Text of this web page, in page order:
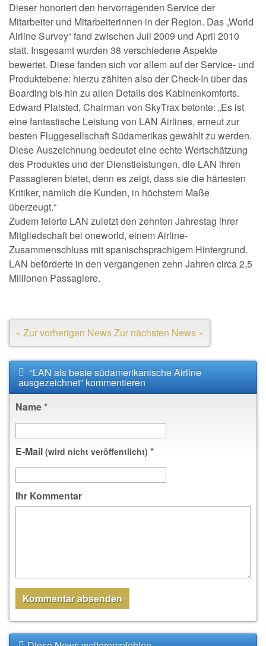
Dieser honoriert den hervorragenden Service der
Mitarbeiter und Mitarbeiterinnen in der Region. Das „World
Airline Survey“ fand zwischen Juli 2009 und April 2010
statt. Insgesamt wurden 38 verschiedene Aspekte
bewertet. Diese fanden sich vor allem auf der Service- und
Produktebene: hierzu zählten also der Check-In über das
Boarding bis hin zu allen Details des Kabinenkomforts.
Edward Plaisted, Chairman von SkyTrax betonte: „Es ist
eine fantastische Leistung von LAN Airlines, erneut zur
besten Fluggesellschaft Südamerikas gewählt zu werden.
Diese Auszeichnung bedeutet eine echte Wertschätzung
des Produktes und der Dienstleistungen, die LAN ihren
Passagieren bietet, denn es zeigt, dass sie die härtesten
Kritiker, nämlich die Kunden, in höchstem Maße
überzeugt.“
Zudem feierte LAN zuletzt den zehnten Jahrestag ihrer
Mitgliedschaft bei oneworld, einem Airline-
Zusammenschluss mit spanischsprachigem Hintergrund.
LAN beförderte in den vergangenen zehn Jahren circa 2,5
Millionen Passagiere.
« Zur vorherigen NewsZur nächsten News »
“LAN als beste südamerikanische Airline
ausgezeichnet” kommentieren
Name*
E-Mail (wird nicht veröffentlicht) *
Ihr Kommentar